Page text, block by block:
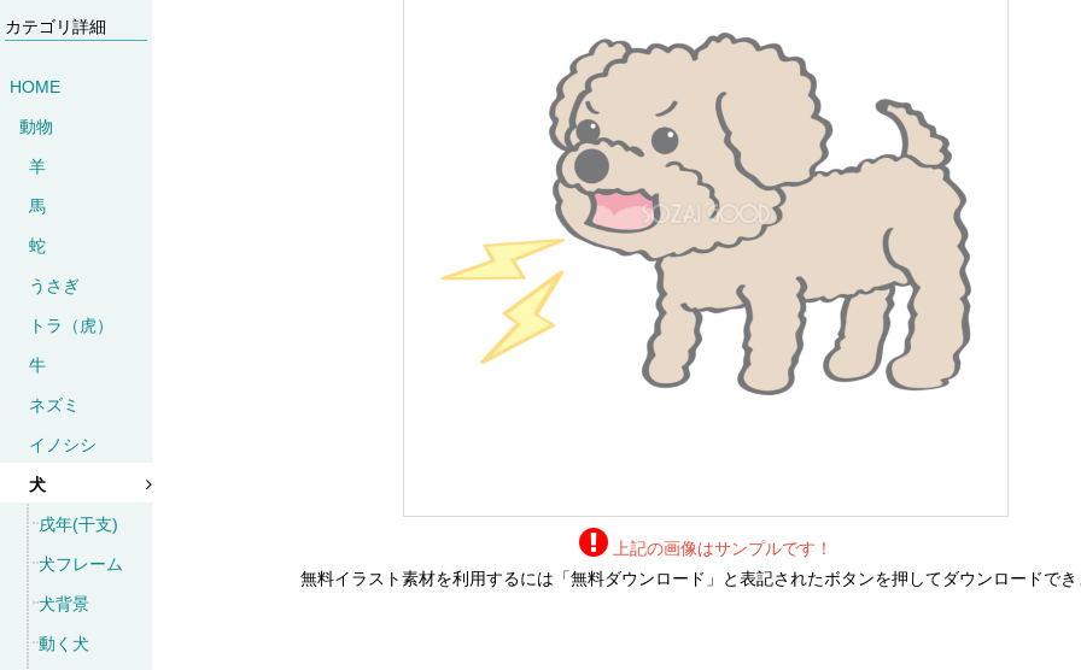
カテゴリ詳細
HOME
動物
羊
馬
蛇
うさぎ
トラ（虎）
牛
ネズミ
イノシシ
犬
戌年(干支)
犬フレーム
犬背景
動く犬
上記の画像はサンプルです！
無料イラスト素材を利用するには「無料ダウンロード」と表記されたボタンを押してダウンロードでき